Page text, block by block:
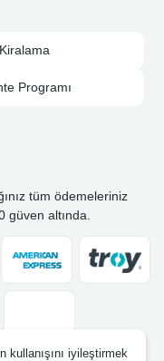
Programı
tüm ödemeleriniz
güven altında.
kullanışını iyileştirmek